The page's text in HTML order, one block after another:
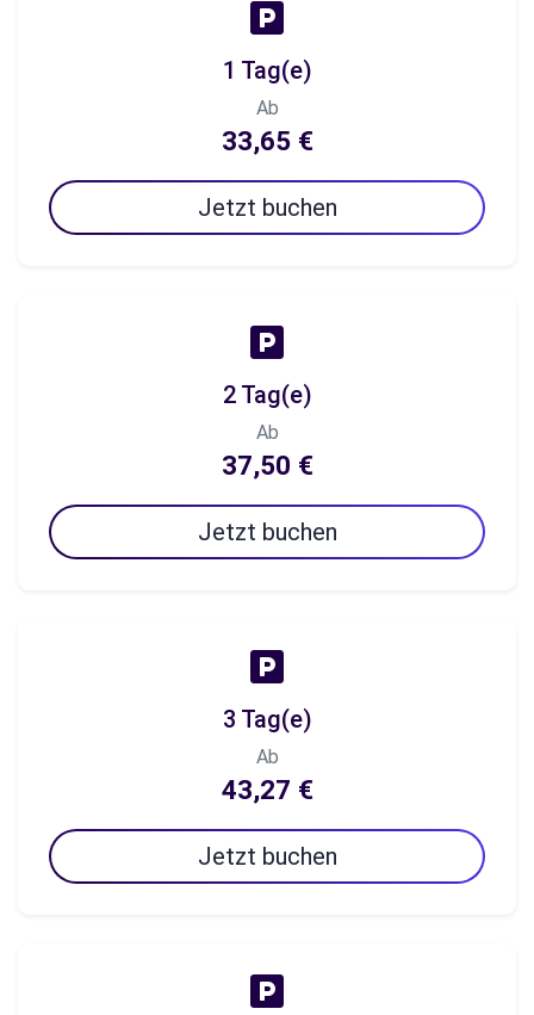
1 Tag(e)
Ab
33,65 €
Jetzt buchen
2 Tag(e)
Ab
37,50 €
Jetzt buchen
3 Tag(e)
Ab
43,27 €
Jetzt buchen